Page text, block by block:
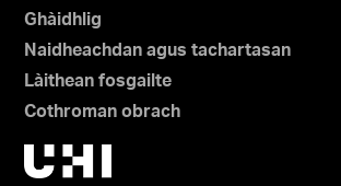
Ghàidhlig
Naidheachdan agus tachartasan
Làithean fosgailte
Cothroman obrach